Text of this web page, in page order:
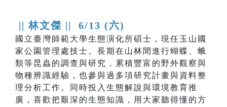
|| 林文傑 || 6/13 (六)
國立臺灣師範大學生態演化所碩士，現任玉山國
家公園管理處技士。長期在山林間進行蝴蝶、蛾
類等昆蟲的調查與研究，累積豐富的野外觀察與
物種辨識經驗，也參與過多項研究計畫與資料整
理分析工作。同時投入生態解說與環境教育推
廣，喜歡把艱深的生態知識，用大家聽得懂的方